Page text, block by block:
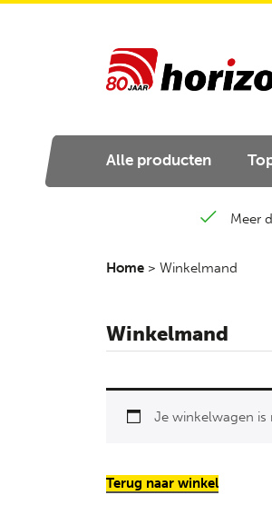
Alle producten
Meer
Home > Winkelmand
Winkelmand
Je winkelwagen
Terug naar winkel